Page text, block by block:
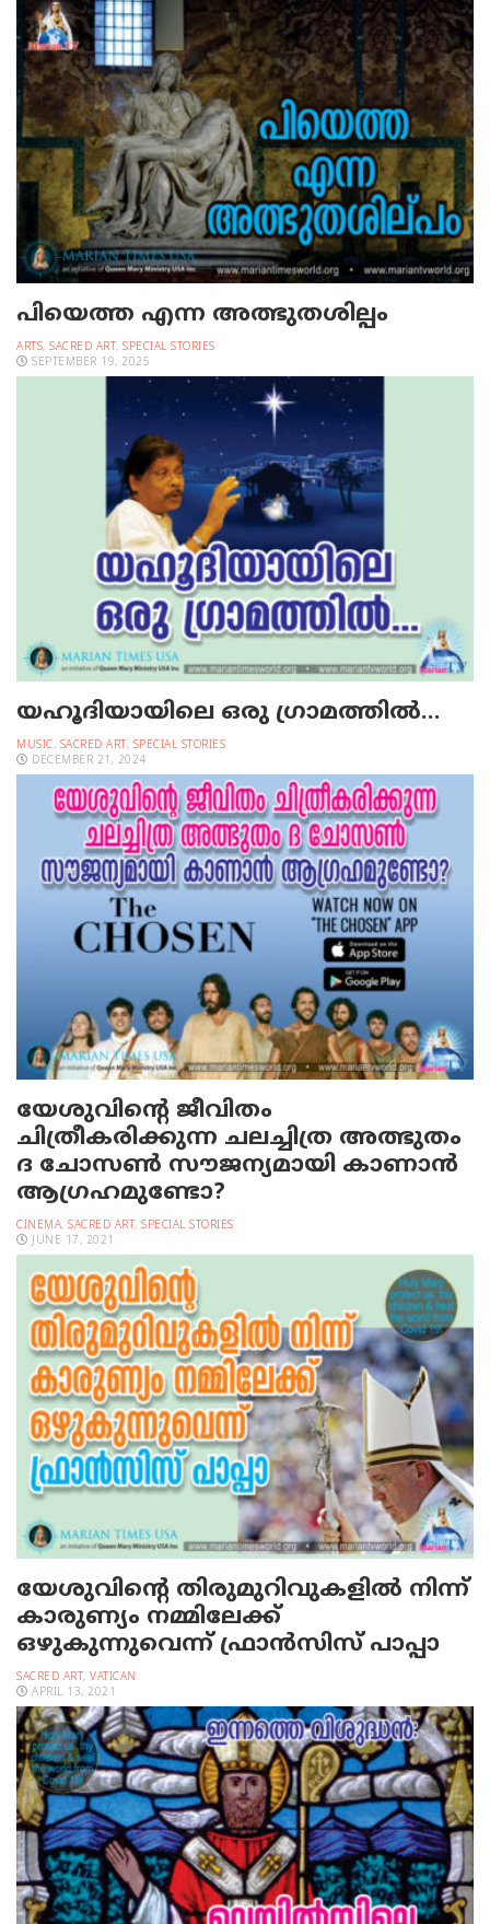
പിയെത്ത എന്ന അത്ഭുതശില്പം
ARTS, SACRED ART, SPECIAL STORIES
SEPTEMBER 19, 2025
യഹൂദിയായിലെ ഒരു ഗ്രാമത്തില്‍…
MUSIC, SACRED ART, SPECIAL STORIES
DECEMBER 21, 2024
യേശുവിന്റെ ജീവിതം
ചിത്രീകരിക്കുന്ന ചലച്ചിത്ര അത്ഭുതം
ദ ചോസണ്‍ സൗജന്യമായി കാണാന്‍
ആഗ്രഹമുണ്ടോ?
CINEMA, SACRED ART, SPECIAL STORIES
JUNE 17, 2021
യേശുവിന്റെ തിരുമുറിവുകളില്‍ നിന്ന്
കാരുണ്യം നമ്മിലേക്ക്
ഒഴുകുന്നുവെന്ന് ഫ്രാന്‍സിസ് പാപ്പാ
SACRED ART, VATICAN
APRIL 13, 2021